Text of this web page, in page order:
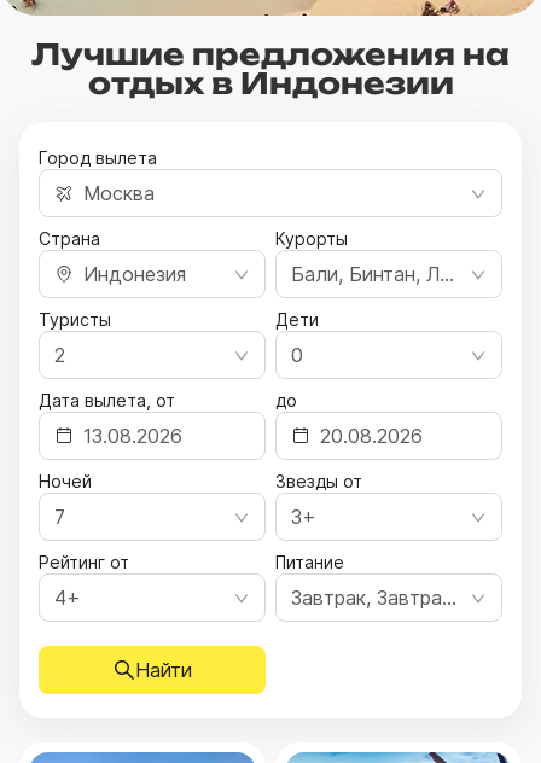
Лучшие предложения на
отдых в Индонезии
Город вылета
Москва
Страна
Индонезия
Курорты
Бали, Бинтан, Ломбок
Туристы
2
Дети
0
Дата вылета, от до
Ночей
7
Звезды от
3+
Рейтинг от
4+
Питание
Завтрак, Завтрак, ужин, Полный пансион, Все включено, Ультра все включено
Найти